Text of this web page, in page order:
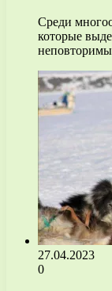
Среди
которые
27.04.2023
0